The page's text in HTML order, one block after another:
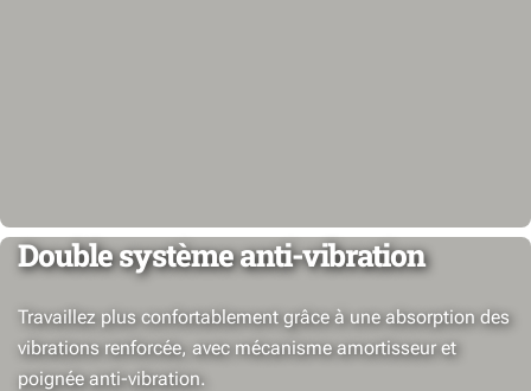
Double système anti-vibration
Travaillez plus confortablement grâce à une absorption des
vibrations renforcée, avec mécanisme amortisseur et
poignée anti-vibration.